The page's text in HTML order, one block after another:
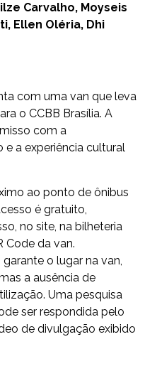
Carvalho, Moyseis
Ellen Oléria, Dhi
com uma van que leva
o CCBB Brasília. A
com a
a experiência cultural
ao ponto de ônibus
é gratuito,
no site, na bilheteria
Code da van.
o lugar na van,
a ausência de
Uma pesquisa
ser respondida pelo
de divulgação exibido